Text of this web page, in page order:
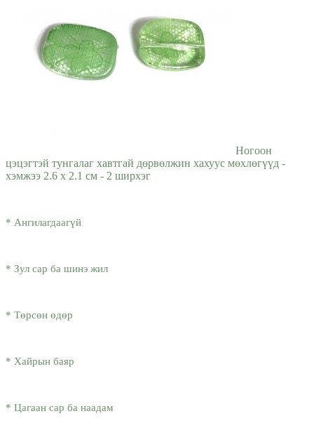
Ногоон
цэцэгтэй тунгалаг хавтгай дөрвөлжин хахуус мөхлөгүүд -
хэмжээ 2.6 x 2.1 см - 2 ширхэг
* Ангилагдаагүй
* Зул сар ба шинэ жил
* Төрсөн өдөр
* Хайрын баяр
* Цагаан сар ба наадам